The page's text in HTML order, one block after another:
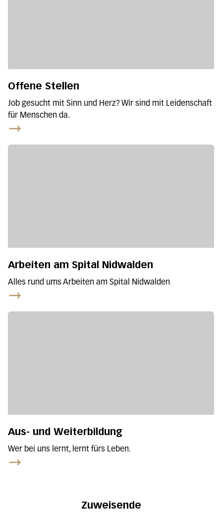
Offene Stellen
Job gesucht mit Sinn und Herz? Wir sind mit Leidenschaft
für Menschen da.
Arbeiten am Spital Nidwalden
Alles rund ums Arbeiten am Spital Nidwalden
Aus- und Weiterbildung
Wer bei uns lernt, lernt fürs Leben.
Zuweisende